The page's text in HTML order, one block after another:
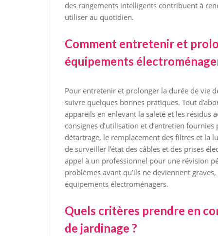
des rangements intelligents contribuent à
utiliser au quotidien.
Comment entretenir et
équipements
Pour entretenir et prolonger la durée de vie
suivre quelques bonnes pratiques. Tout
appareils en enlevant la saleté et les résidus
consignes d’utilisation et d’entretien
détartrage, le remplacement des filtres et la
de surveiller l’état des câbles et des prises
appel à un professionnel pour une révision
problèmes avant qu’ils ne deviennent
équipements électroménagers.
Quels critères prendre en
de jardinage ?